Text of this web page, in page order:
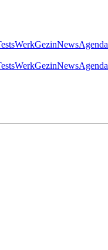
WerkGezinNewsAgenda
WerkGezinNewsAgenda